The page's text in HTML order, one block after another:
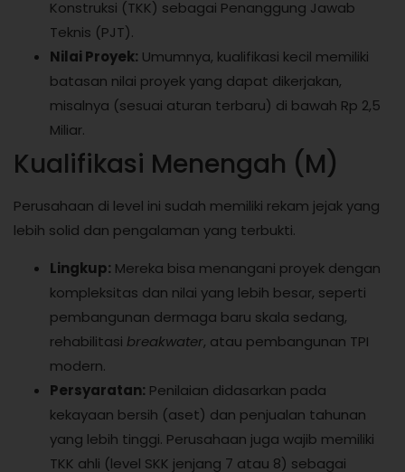
Konstruksi (TKK) sebagai Penanggung Jawab
Teknis (PJT).
Nilai Proyek: Umumnya, kualifikasi kecil memiliki
batasan nilai proyek yang dapat dikerjakan,
misalnya (sesuai aturan terbaru) di bawah Rp 2,5
Miliar.
Kualifikasi Menengah (M)
Perusahaan di level ini sudah memiliki rekam jejak yang
lebih solid dan pengalaman yang terbukti.
Lingkup: Mereka bisa menangani proyek dengan
kompleksitas dan nilai yang lebih besar, seperti
pembangunan dermaga baru skala sedang,
rehabilitasi breakwater, atau pembangunan TPI
modern.
Persyaratan: Penilaian didasarkan pada
kekayaan bersih (aset) dan penjualan tahunan
yang lebih tinggi. Perusahaan juga wajib memiliki
TKK ahli (level SKK jenjang 7 atau 8) sebagai